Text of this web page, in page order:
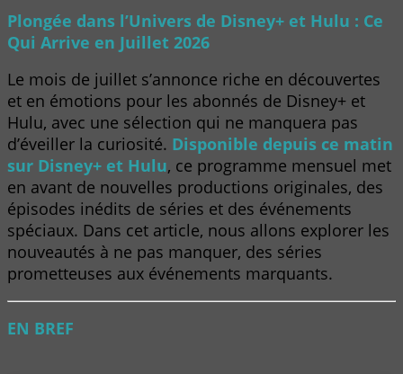
Plongée dans l’Univers de Disney+ et Hulu : Ce
Qui Arrive en Juillet 2026
Le mois de juillet s’annonce riche en découvertes
et en émotions pour les abonnés de Disney+ et
Hulu, avec une sélection qui ne manquera pas
d’éveiller la curiosité. Disponible depuis ce matin
sur Disney+ et Hulu, ce programme mensuel met
en avant de nouvelles productions originales, des
épisodes inédits de séries et des événements
spéciaux. Dans cet article, nous allons explorer les
nouveautés à ne pas manquer, des séries
prometteuses aux événements marquants.
EN BREF